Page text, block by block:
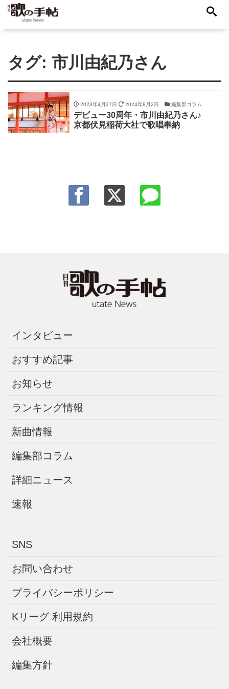
タグ: 市川由紀乃さん
2023年4月27日 2024年8月2日 編集部コラム
デビュー30周年・市川由紀乃さん♪
京都伏見稲荷大社で歌唱奉納
インタビュー
おすすめ記事
お知らせ
ランキング情報
新曲情報
編集部コラム
詳細ニュース
速報
SNS
お問い合わせ
プライバシーポリシー
Kリーグ 利用規約
会社概要
編集方針